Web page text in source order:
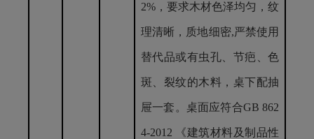
2%，要求木材色泽均匀，纹
理清晰，质地细密,严禁使用
替代品或有虫孔、节疤、色
斑、裂纹的木料，桌下配抽
屉一套。桌面应符合GB 862
4-2012 《建筑材料及制品性